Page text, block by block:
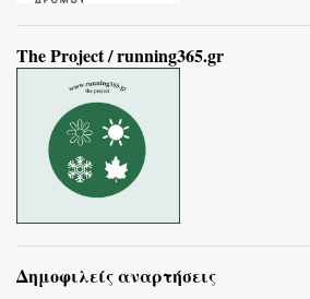
The Project / running365.gr
Δημοφιλείς αναρτήσεις